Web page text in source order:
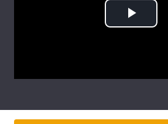
Play